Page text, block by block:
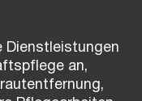
Dienstleistungen
an,